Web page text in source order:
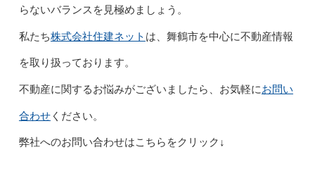
らないバランスを見極めましょう。
私たち株式会社住建ネット は、舞鶴市を中心に不動産情報
を取り扱っております。
不動産に関するお悩みがございましたら、お気軽にお問い
合わせください。
弊社へのお問い合わせはこちらをクリック↓